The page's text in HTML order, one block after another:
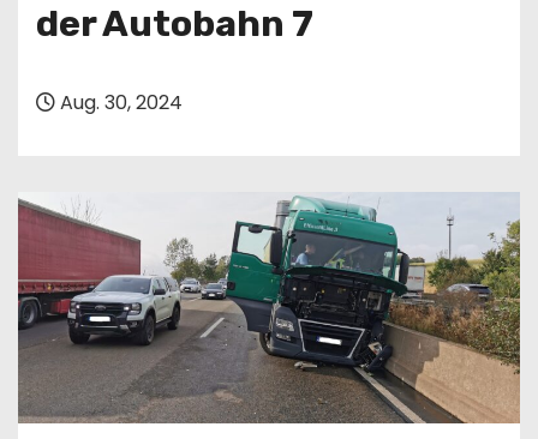
der Autobahn 7
Aug. 30, 2024